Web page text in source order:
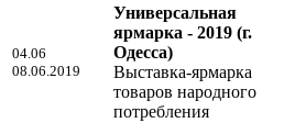
04.06
08.06.2019
Универсальная
ярмарка - 2019 (г.
Одесса)
Выставка-ярмарка
товаров народного
потребления